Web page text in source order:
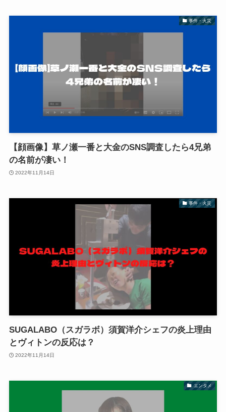
事件・火災
【顔画像】草ノ瀬一番と大金のSNS調査したら4兄弟
の名前が凄い！
2022年11月14日
事件・火災
SUGALABO（スガラボ）須賀洋介シェフの炎上理由
とヴィトンの反応は？
2022年11月14日
エンタメ